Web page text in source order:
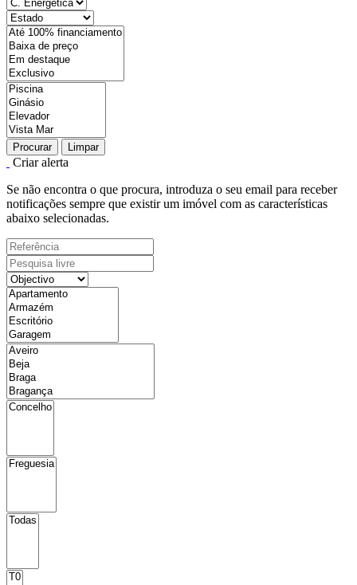
Procurar Limpar
Criar alerta
Se não encontra o que procura, introduza o seu email para receber
notificações sempre que existir um imóvel com as características
abaixo selecionadas.